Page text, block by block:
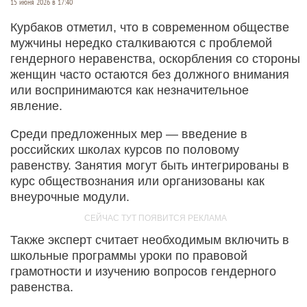
Курбаков отметил, что в современном обществе
мужчины нередко сталкиваются с проблемой
гендерного неравенства, оскорбления со стороны
женщин часто остаются без должного внимания
или воспринимаются как незначительное
явление.
Среди предложенных мер — введение в
российских школах курсов по половому
равенству. Занятия могут быть интегрированы в
курс обществознания или организованы как
внеурочные модули.
Также эксперт считает необходимым включить в
школьные программы уроки по правовой
грамотности и изучению вопросов гендерного
равенства.